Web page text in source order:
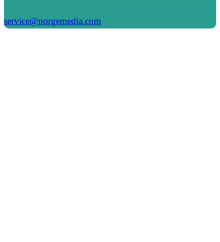
service@norgemedia.com